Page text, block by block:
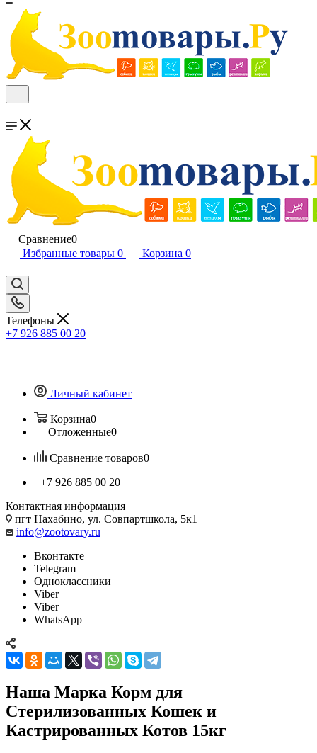
Сравнение0
Избранные товары 0 Корзина 0
Телефоны
+7 926 885 00 20
Личный кабинет
Корзина0
Отложенные0
Сравнение товаров0
+7 926 885 00 20
Контактная информация
пгт Нахабино, ул. Совпартшкола, 5к1
info@zootovary.ru
Вконтакте
Telegram
Одноклассники
Viber
Viber
WhatsApp
Наша Марка Корм для
Стерилизованных Кошек и
Кастрированных Котов 15кг